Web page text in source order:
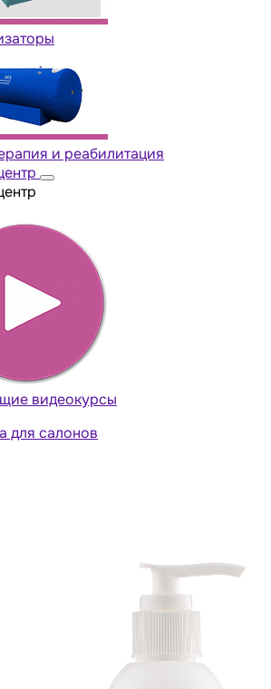
и реабилитация
видеокурсы
для салонов